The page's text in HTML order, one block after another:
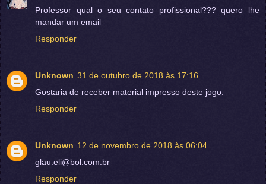
Professor qual o seu contato profissional??? quero lhe
mandar um email
Responder
Unknown 31 de outubro de 2018 às 17:16
Gostaria de receber material impresso deste jogo.
Responder
Unknown 12 de novembro de 2018 às 06:04
glau.eli@bol.com.br
Responder